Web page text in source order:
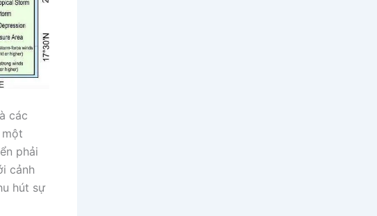
các
phải
cảnh
hút sự